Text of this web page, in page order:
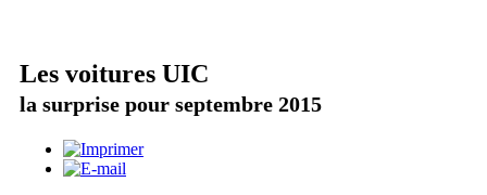
Les voitures UIC
la surprise pour septembre 2015